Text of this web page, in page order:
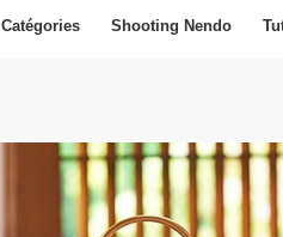
Catégories Shooting Nendo